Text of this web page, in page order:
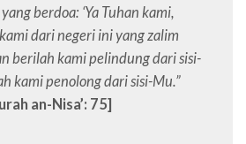
berdoa: ‘Ya Tuhan kami,
dari negeri ini yang zalim
berilah kami pelindung dari sisi-
kami penolong dari sisi-Mu.”
an-Nisa’: 75]